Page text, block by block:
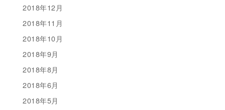
2018年12月
2018年11月
2018年10月
2018年9月
2018年8月
2018年6月
2018年5月